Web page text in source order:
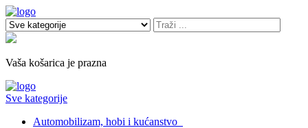
Vaša košarica je prazna
Sve kategorije
Automobilizam, hobi i kućanstvo